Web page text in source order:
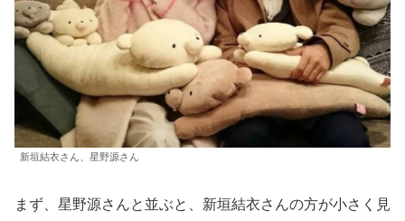
新垣結衣さん、星野源さん
まず、星野源さんと並ぶと、新垣結衣さんの方が小さく見